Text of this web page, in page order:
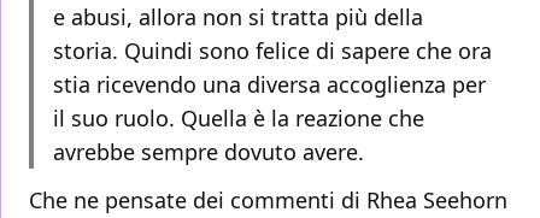
e abusi, allora non si tratta più della
storia. Quindi sono felice di sapere che ora
stia ricevendo una diversa accoglienza per
il suo ruolo. Quella è la reazione che
avrebbe sempre dovuto avere.
Che ne pensate dei commenti di Rhea Seehorn